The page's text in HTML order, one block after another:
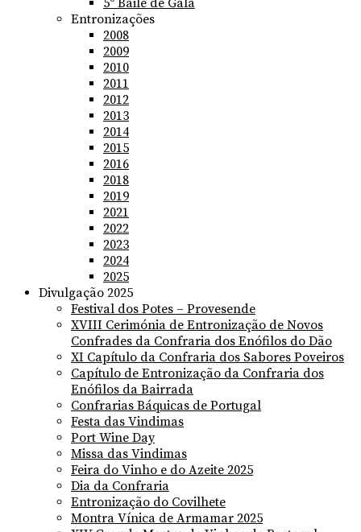
5º Baile de Gala
Entronizações
2008
2009
2010
2011
2012
2013
2014
2015
2016
2018
2019
2021
2022
2023
2024
2025
Divulgação 2025
Festival dos Potes – Provesende
XVIII Cerimónia de Entronização de Novos
Confrades da Confraria dos Enófilos do Dão
XI Capítulo da Confraria dos Sabores Poveiros
Capítulo de Entronização da Confraria dos
Enófilos da Bairrada
Confrarias Báquicas de Portugal
Festa das Vindimas
Port Wine Day
Missa das Vindimas
Feira do Vinho e do Azeite 2025
Dia da Confraria
Entronização do Covilhete
Montra Vínica de Armamar 2025